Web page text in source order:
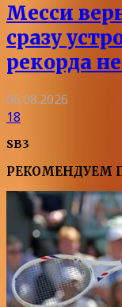
Месси
сразу
рекорда
06.08.2026
18
SB3
РЕКОМЕНДУЕМ